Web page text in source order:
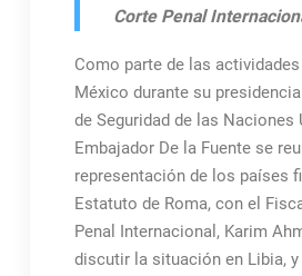
Corte Penal
Como parte de las
México durante su
de Seguridad de las Naciones
Embajador De la Fuente se
representación de los países
Estatuto de Roma, con el
Penal Internacional, Karim
discutir la situación en Libia, y